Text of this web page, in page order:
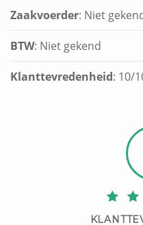
Zaakvoerder: Niet
BTW: Niet gekend
Klanttevredenheid: 10/